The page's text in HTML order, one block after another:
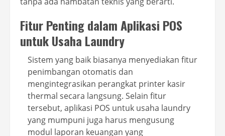
Fitur Penting dalam Aplikasi POS
untuk Usaha Laundry
Sistem yang baik biasanya menyediakan fitur
penimbangan otomatis dan
mengintegrasikan perangkat printer kasir
thermal secara langsung. Selain fitur
tersebut, aplikasi POS untuk usaha laundry
yang mumpuni juga harus mengusung
modul laporan keuangan yang